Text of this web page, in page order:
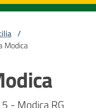
/
Modica
- Modica RG